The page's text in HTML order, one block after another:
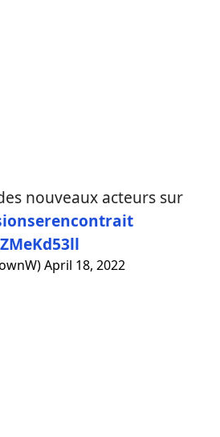
nouveaux acteurs sur
April 18, 2022